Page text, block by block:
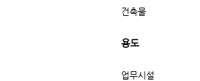
건축물
용도
업무시설